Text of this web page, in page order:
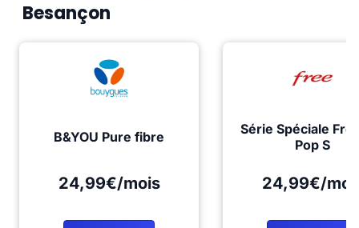
Besançon
B&YOU Pure fibre
24,99€/mois
Série Spéciale
Pop S
24,99€/